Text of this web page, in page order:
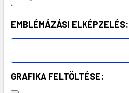
EMBLÉMÁZÁSI ELKÉPZELÉS:
GRAFIKA FELTÖLTÉSE: